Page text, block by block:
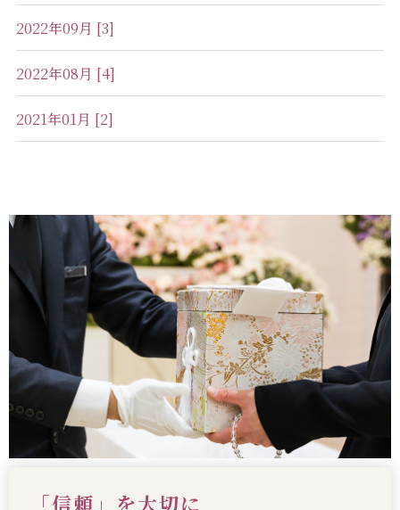
2022年09月 [3]
2022年08月 [4]
2021年01月 [2]
「信頼」を大切に